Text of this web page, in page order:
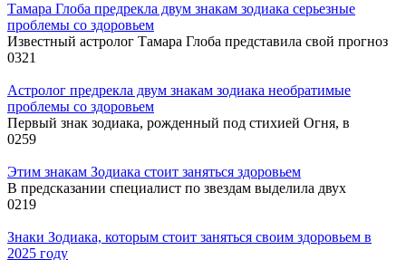
Тамара Глоба предрекла двум знакам зодиака серьезные
проблемы со здоровьем
Известный астролог Тамара Глоба представила свой прогноз
0321
Астролог предрекла двум знакам зодиака необратимые
проблемы со здоровьем
Первый знак зодиака, рожденный под стихией Огня, в
0259
Этим знакам Зодиака стоит заняться здоровьем
В предсказании специалист по звездам выделила двух
0219
Знаки Зодиака, которым стоит заняться своим здоровьем в
2025 году